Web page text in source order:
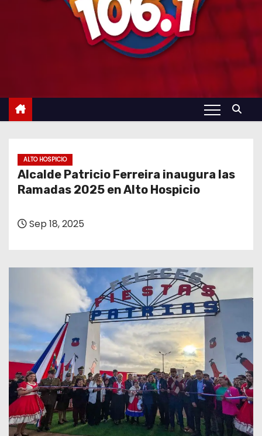
ALTO HOSPICIO
Alcalde Patricio Ferreira inaugura las
Ramadas 2025 en Alto Hospicio
Sep 18, 2025